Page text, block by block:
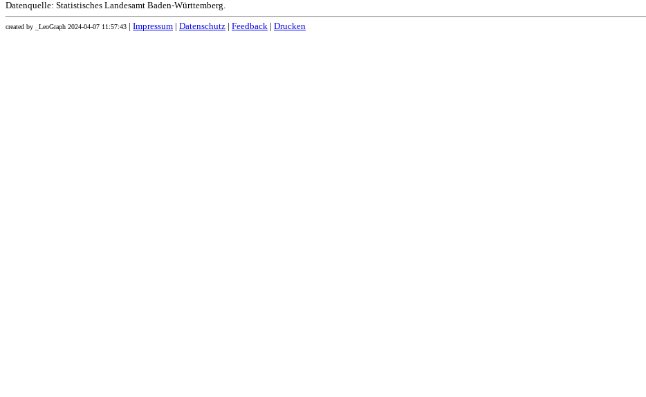
Datenquelle: Statistisches Landesamt Baden-Württemberg.
created by _LeoGraph 2024-04-07 11:57:43 Impressum Datenschutz Feedback Drucken